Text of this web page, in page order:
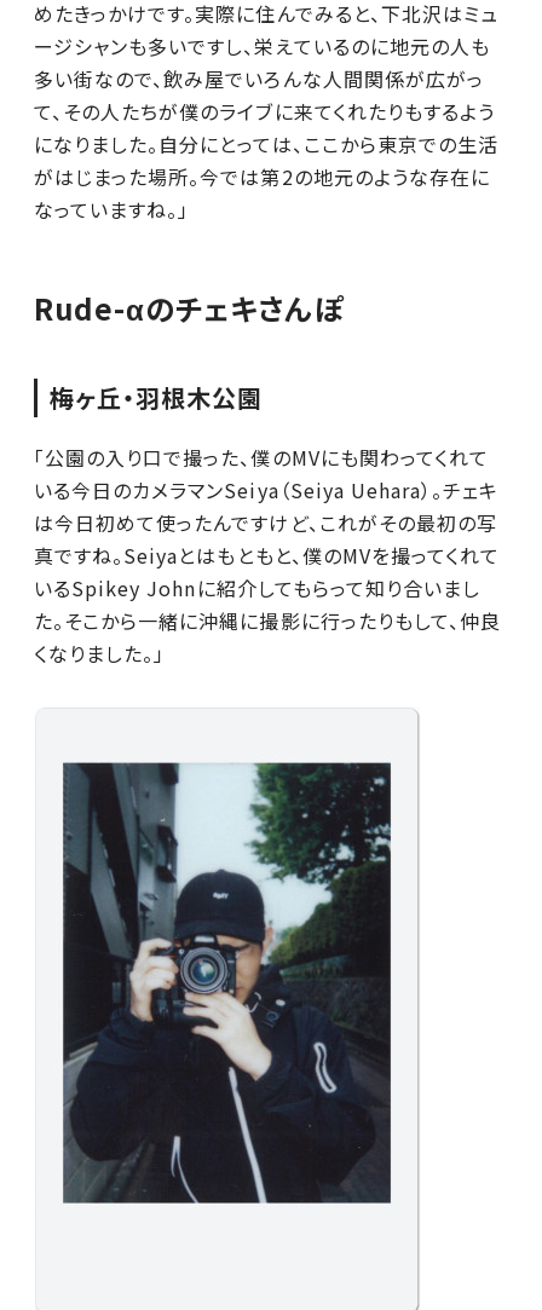
めたきっかけです。実際に住んでみると、下北沢はミュ
ージシャンも多いですし、栄えているのに地元の人も
多い街なので、飲み屋でいろんな人間関係が広がっ
て、その人たちが僕のライブに来てくれたりもするよう
になりました。自分にとっては、ここから東京での生活
がはじまった場所。今では第2の地元のような存在に
なっていますね。」
Rude-αのチェキさんぽ
梅ヶ丘・羽根木公園
「公園の入り口で撮った、僕のMVにも関わってくれて
いる今日のカメラマンSeiya（Seiya Uehara）。チェキ
は今日初めて使ったんですけど、これがその最初の写
真ですね。Seiyaとはもともと、僕のMVを撮ってくれて
いるSpikey Johnに紹介してもらって知り合いまし
た。そこから一緒に沖縄に撮影に行ったりもして、仲良
くなりました。」